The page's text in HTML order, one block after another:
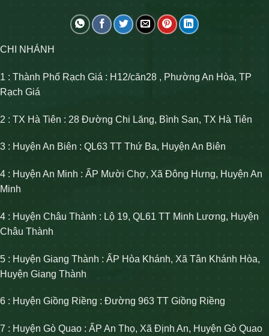
CHI NHÁNH
1 : Thành Phố Rạch Giá : H12/căn28 , Phường An Hòa, TP
Rạch Giá
2 : TX Hà Tiên : 28 Đường Chi Lăng, Bình San, TX Hà Tiên
3 : Huyện An Biên : QL63 TT Thứ Ba, Huyện An Biên
4 : Huyện An Minh : ẤP Mười Chợ, Xã Đông Hưng, Huyện An
Minh
4 : Huyện Châu Thành : Lộ 19, QL61 TT Minh Lương, Huyện
Châu Thành
5 : Huyện Giang Thành : ẤP Hòa Khánh, Xã Tân Khánh Hòa,
Huyện Giang Thành
6 : Huyện Giồng Riềng : Đường 963 TT Giồng Riềng
7 : Huyện Gò Quao : ẤP An Thọ, Xã Định An, Huyện Gò Quao